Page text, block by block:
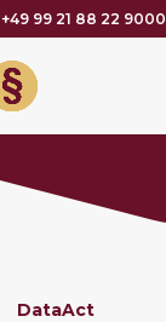
+49 99 21 88 22 9000
DataAct